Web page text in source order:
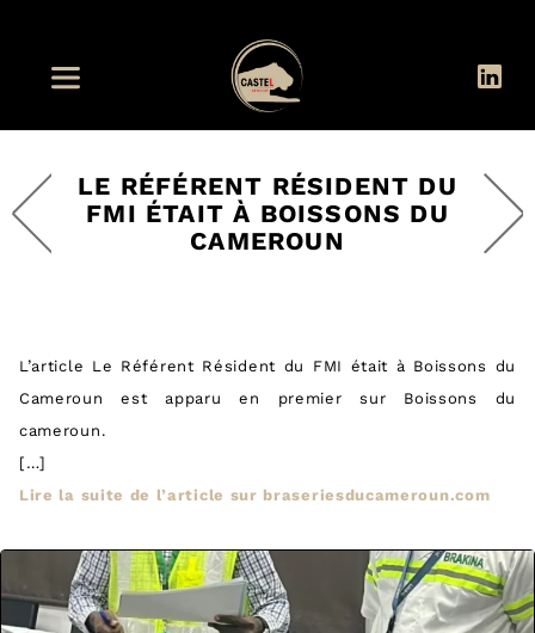
LE RÉFÉRENT RÉSIDENT DU
FMI ÉTAIT À BOISSONS DU
CAMEROUN
L’article Le Référent Résident du FMI était à Boissons du
Cameroun est apparu en premier sur Boissons du
cameroun.
[…]
Lire la suite de l’article sur braseriesducameroun.com